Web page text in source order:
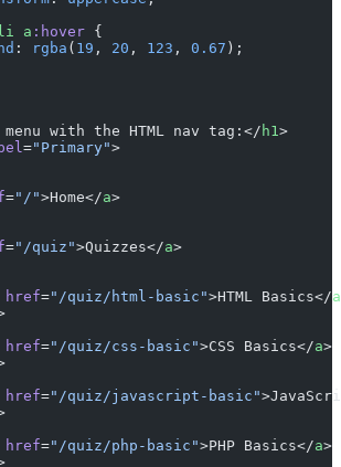
a :hover {
: rgba ( 19 , 20 , 123 , 0.67 );
menu with the HTML nav tag:</ h1 >
="Primary">
="/">Home</a>
="/quiz">Quizzes</a>
href="/quiz/html-basic">HTML Basics</a
href="/quiz/css-basic">CSS Basics</a>
href="/quiz/javascript-basic"
href="/quiz/php-basic">PHP Basics</a>